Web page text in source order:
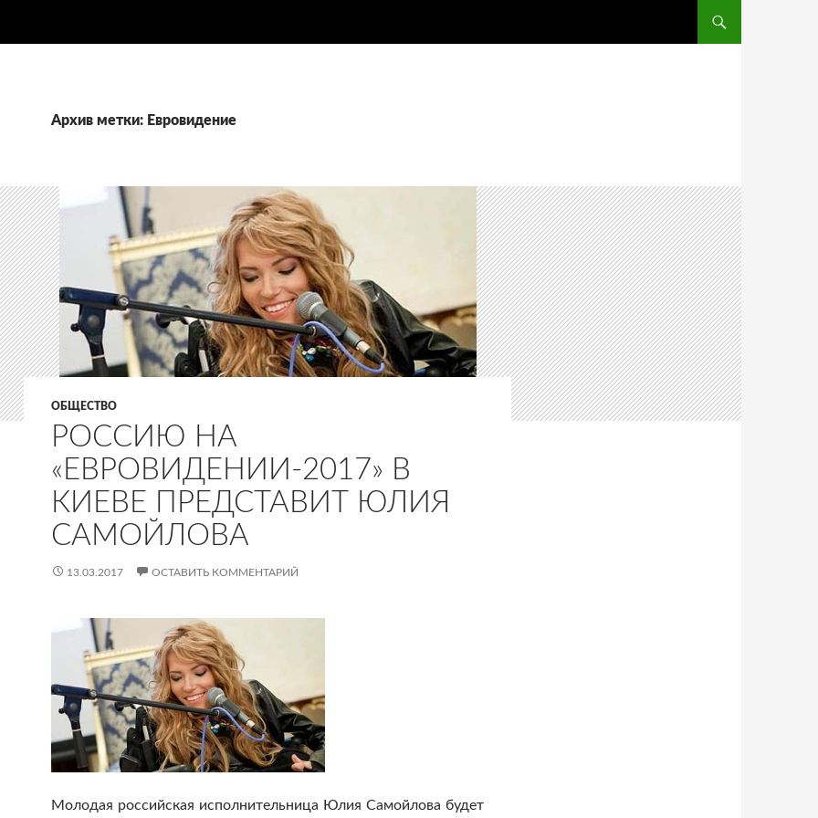
Архив метки: Евровидение
ОБЩЕСТВО
РОССИЮ НА
«ЕВРОВИДЕНИИ-2017» В
КИЕВЕ ПРЕДСТАВИТ ЮЛИЯ
САМОЙЛОВА
13.03.2017 ОСТАВИТЬ КОММЕНТАРИЙ
Молодая российская исполнительница Юлия Самойлова будет